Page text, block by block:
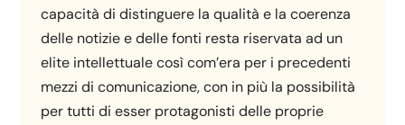
capacità di distinguere la qualità e la coerenza
delle notizie e delle fonti resta riservata ad un
elite intellettuale così com’era per i precedenti
mezzi di comunicazione, con in più la possibilità
per tutti di esser protagonisti delle proprie